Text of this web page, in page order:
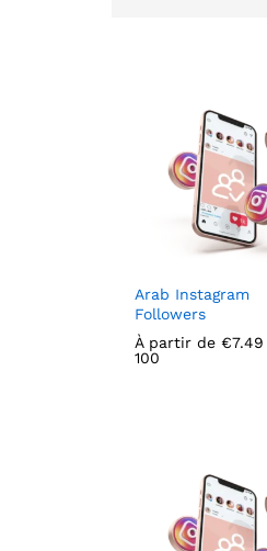
Arab Instagram
Followers
À partir de €7.49
100
€7.49